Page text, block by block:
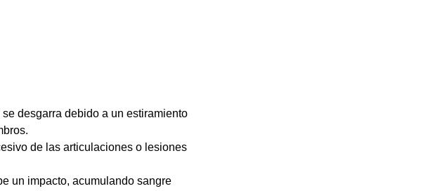
desgarra debido a un estiramiento
de las articulaciones o lesiones
un impacto, acumulando sangre